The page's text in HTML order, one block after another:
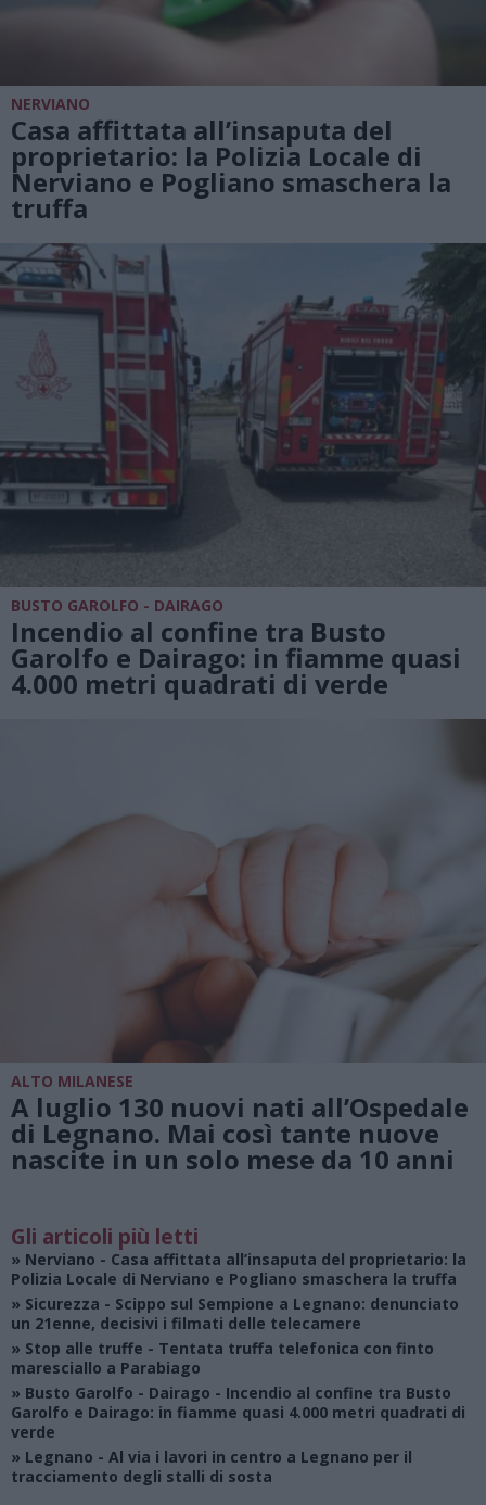
NERVIANO
Casa affittata all’insaputa del
proprietario: la Polizia Locale di
Nerviano e Pogliano smaschera la
truffa
BUSTO GAROLFO - DAIRAGO
Incendio al confine tra Busto
Garolfo e Dairago: in fiamme quasi
4.000 metri quadrati di verde
ALTO MILANESE
A luglio 130 nuovi nati all’Ospedale
di Legnano. Mai così tante nuove
nascite in un solo mese da 10 anni
Gli articoli più letti
» Nerviano - Casa affittata all’insaputa del proprietario: la
Polizia Locale di Nerviano e Pogliano smaschera la truffa
» Sicurezza - Scippo sul Sempione a Legnano: denunciato
un 21enne, decisivi i filmati delle telecamere
» Stop alle truffe - Tentata truffa telefonica con finto
maresciallo a Parabiago
» Busto Garolfo - Dairago - Incendio al confine tra Busto
Garolfo e Dairago: in fiamme quasi 4.000 metri quadrati di
verde
» Legnano - Al via i lavori in centro a Legnano per il
tracciamento degli stalli di sosta